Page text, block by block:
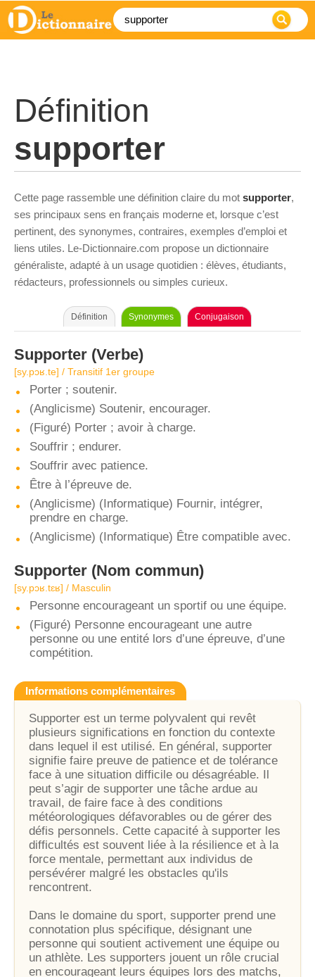
Définition
supporter
Cette page rassemble une définition claire du mot supporter,
ses principaux sens en français moderne et, lorsque c’est
pertinent, des synonymes, contraires, exemples d’emploi et
liens utiles. Le-Dictionnaire.com propose un dictionnaire
généraliste, adapté à un usage quotidien : élèves, étudiants,
rédacteurs, professionnels ou simples curieux.
Définition Synonymes Conjugaison
Supporter (Verbe)
[sy.pɔʁ.te] / Transitif 1er groupe
Porter ; soutenir.
(Anglicisme) Soutenir, encourager.
(Figuré) Porter ; avoir à charge.
Souffrir ; endurer.
Souffrir avec patience.
Être à l’épreuve de.
(Anglicisme) (Informatique) Fournir, intégrer,
prendre en charge.
(Anglicisme) (Informatique) Être compatible avec.
Supporter (Nom commun)
[sy.pɔʁ.tɛʁ] / Masculin
Personne encourageant un sportif ou une équipe.
(Figuré) Personne encourageant une autre
personne ou une entité lors d’une épreuve, d’une
compétition.
Informations complémentaires
Supporter est un terme polyvalent qui revêt
plusieurs significations en fonction du contexte
dans lequel il est utilisé. En général, supporter
signifie faire preuve de patience et de tolérance
face à une situation difficile ou désagréable. Il
peut s’agir de supporter une tâche ardue au
travail, de faire face à des conditions
météorologiques défavorables ou de gérer des
défis personnels. Cette capacité à supporter les
difficultés est souvent liée à la résilience et à la
force mentale, permettant aux individus de
persévérer malgré les obstacles qu'ils
rencontrent.
Dans le domaine du sport, supporter prend une
connotation plus spécifique, désignant une
personne qui soutient activement une équipe ou
un athlète. Les supporters jouent un rôle crucial
en encourageant leurs équipes lors des matchs,